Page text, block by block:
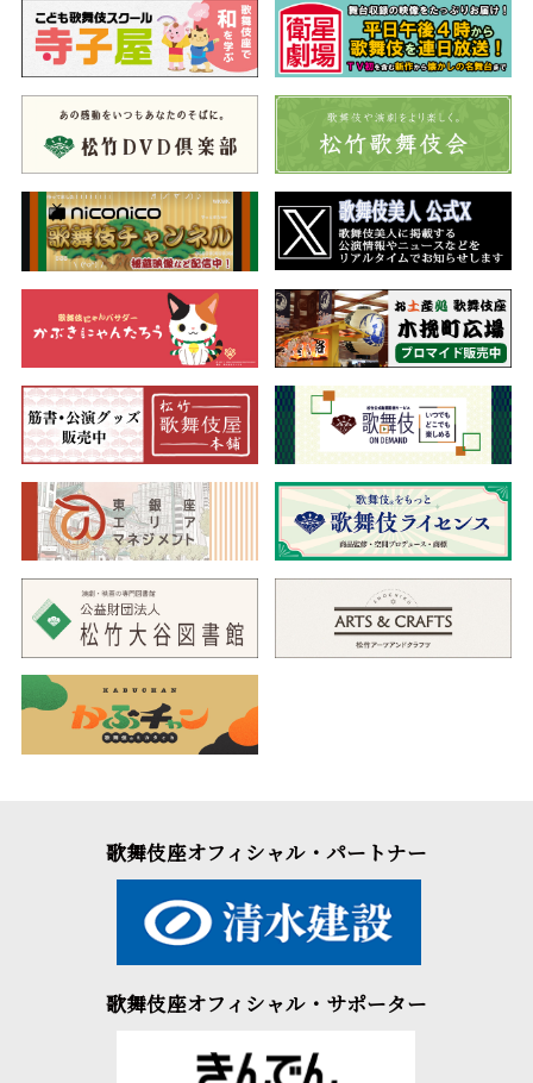
三、芸道一代男（げいどういちだいおとこ）
背負い呉服の行商として母の暮らしを支えている玉太郎は、生
家の扇屋で踊りの師匠山村友五郎と出会い、実父が三代目翫雀と
知ります。母お妙に「自分も役者になりたい」と告げる玉太郎に
対し、お妙は「私一人の子だ」と言い切る心は揺れていました。4
年後、玉太郎は實川雁二郎と名のり京都で芝居に出ています。後
盾がなく苦労していたところへ、井筒屋の計らいで翫雀と鴈二郎
親子は対面を果たすも、雁二郎は自らの芸道をその名で貫くこと
を決意し…。
なった珍しい作品。襲名披露狂言にふさわしく新鴈治郎が勤めま
す。
歌舞伎座オフィシャル・パートナー
歌舞伎座オフィシャル・サポーター